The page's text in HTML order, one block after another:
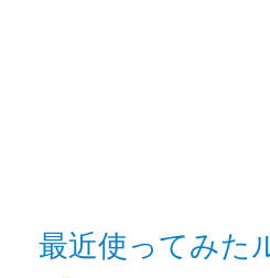
最近使ってみた